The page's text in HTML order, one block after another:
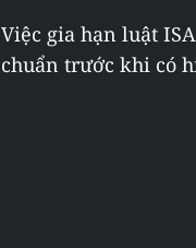
Việc gia hạn luật
chuẩn trước khi có